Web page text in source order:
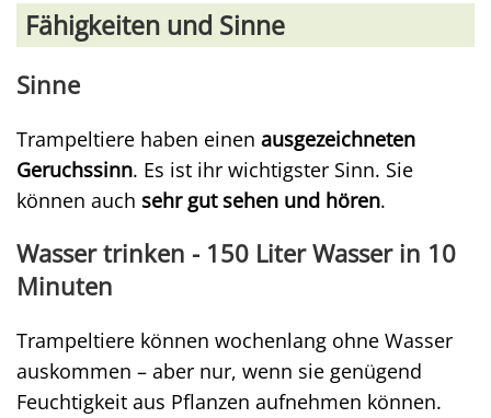
Fähigkeiten und Sinne
Sinne
Trampeltiere haben einen ausgezeichneten
Geruchssinn. Es ist ihr wichtigster Sinn. Sie
können auch sehr gut sehen und hören.
Wasser trinken - 150 Liter Wasser in 10
Minuten
Trampeltiere können wochenlang ohne Wasser
auskommen – aber nur, wenn sie genügend
Feuchtigkeit aus Pflanzen aufnehmen können.